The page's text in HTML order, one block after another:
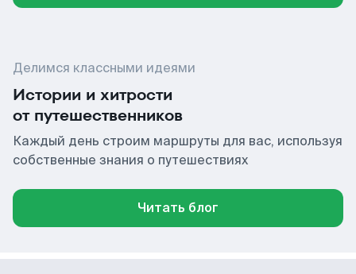
Делимся классными идеями
Истории и хитрости
от путешественников
Каждый день строим маршруты для вас, используя
собственные знания о путешествиях
Читать блог